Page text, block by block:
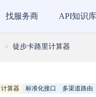
> 徒步卡路里计算器
计算器 标准化接口 多渠道路由
找服务商 API知识库